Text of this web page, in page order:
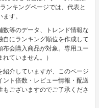
ンキングページでは、代表と
す。
等のデータ、トレンド情報な
自にランキング順位を作成して
会購入商品が対象。専用ユー
ていません。）
介していますが、このページ
ト倍数・レビュー情報・配送
ございますのでご了承くださ